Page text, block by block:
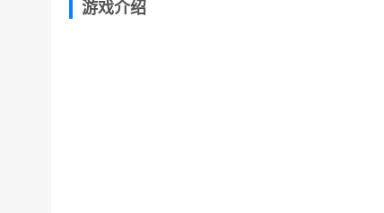
游戏介绍